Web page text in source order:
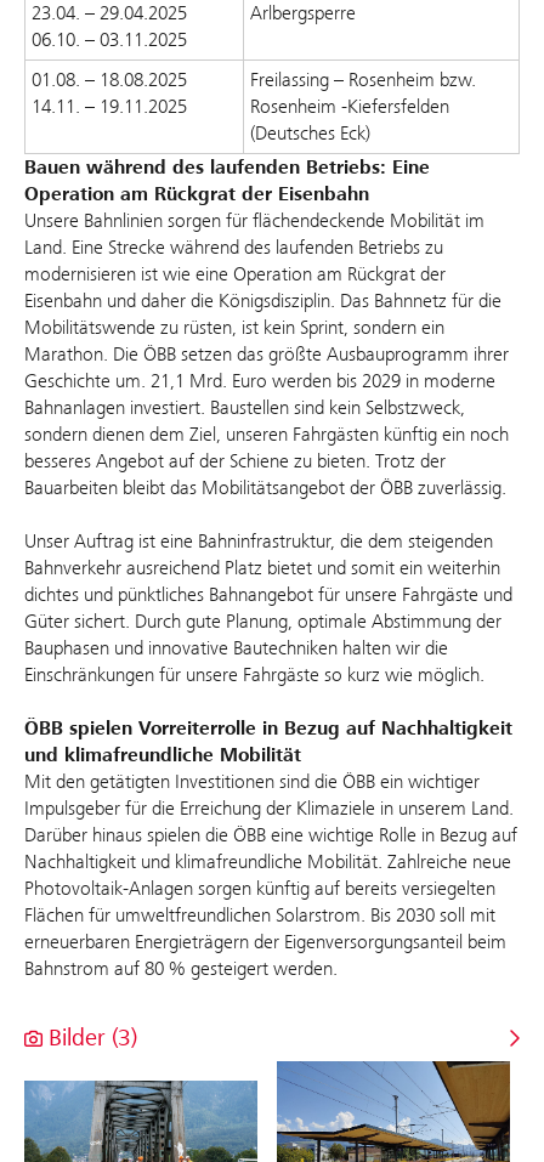
23.04. – 29.04.2025
06.10. – 03.11.2025
Arlbergsperre
01.08. – 18.08.2025
14.11. – 19.11.2025
Freilassing – Rosenheim bzw.
Rosenheim -Kiefersfelden
(Deutsches Eck)
Bauen während des laufenden Betriebs: Eine
Operation am Rückgrat der Eisenbahn
Unsere Bahnlinien sorgen für flächendeckende Mobilität im
Land. Eine Strecke während des laufenden Betriebs zu
modernisieren ist wie eine Operation am Rückgrat der
Eisenbahn und daher die Königsdisziplin. Das Bahnnetz für die
Mobilitätswende zu rüsten, ist kein Sprint, sondern ein
Marathon. Die ÖBB setzen das größte Ausbauprogramm ihrer
Geschichte um. 21,1 Mrd. Euro werden bis 2029 in moderne
Bahnanlagen investiert. Baustellen sind kein Selbstzweck,
sondern dienen dem Ziel, unseren Fahrgästen künftig ein noch
besseres Angebot auf der Schiene zu bieten. Trotz der
Bauarbeiten bleibt das Mobilitätsangebot der ÖBB zuverlässig.
Unser Auftrag ist eine Bahninfrastruktur, die dem steigenden
Bahnverkehr ausreichend Platz bietet und somit ein weiterhin
dichtes und pünktliches Bahnangebot für unsere Fahrgäste und
Güter sichert. Durch gute Planung, optimale Abstimmung der
Bauphasen und innovative Bautechniken halten wir die
Einschränkungen für unsere Fahrgäste so kurz wie möglich.
ÖBB spielen Vorreiterrolle in Bezug auf Nachhaltigkeit
und klimafreundliche Mobilität
Mit den getätigten Investitionen sind die ÖBB ein wichtiger
Impulsgeber für die Erreichung der Klimaziele in unserem Land.
Darüber hinaus spielen die ÖBB eine wichtige Rolle in Bezug auf
Nachhaltigkeit und klimafreundliche Mobilität. Zahlreiche neue
Photovoltaik-Anlagen sorgen künftig auf bereits versiegelten
Flächen für umweltfreundlichen Solarstrom. Bis 2030 soll mit
erneuerbaren Energieträgern der Eigenversorgungsanteil beim
Bahnstrom auf 80 % gesteigert werden.
Bilder (3)